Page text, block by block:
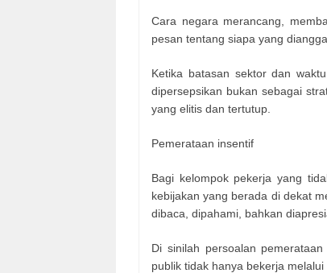
Cara negara merancang,
pesan tentang siapa yang
Ketika batasan sektor dan
dipersepsikan bukan sebagai
yang elitis dan tertutup.
Pemerataan insentif
Bagi kelompok pekerja yang
kebijakan yang berada di dekat
dibaca, dipahami, bahkan
Di sinilah persoalan
publik tidak hanya bekerja